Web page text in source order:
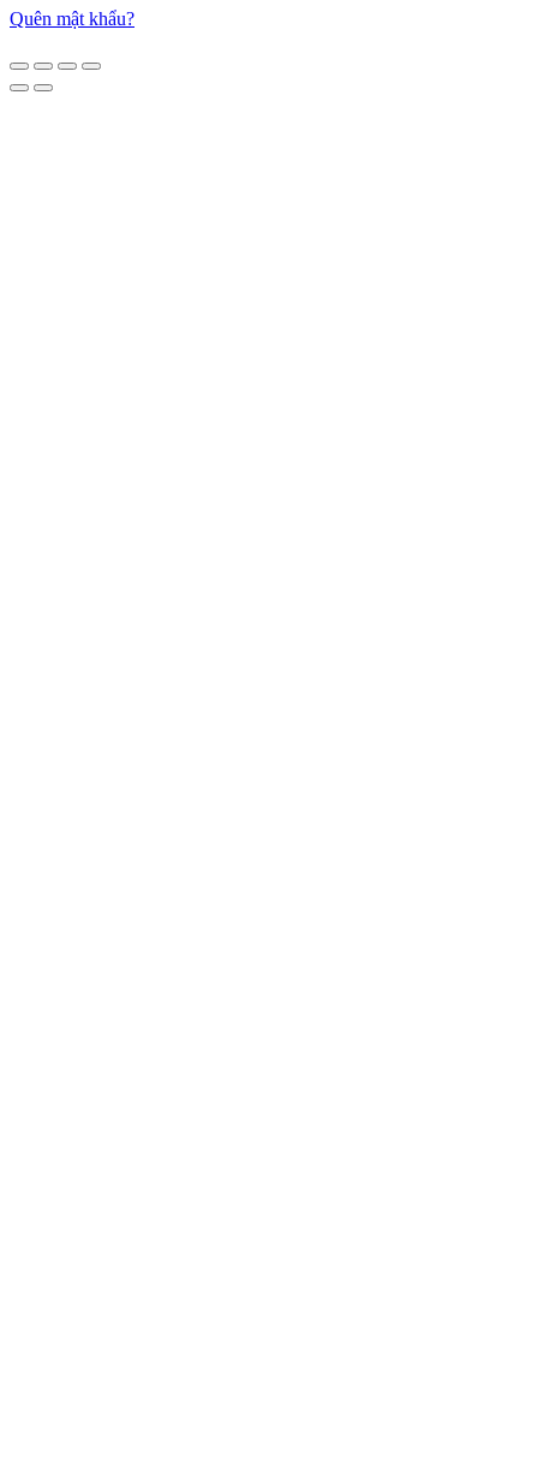
Quên mật khẩu?